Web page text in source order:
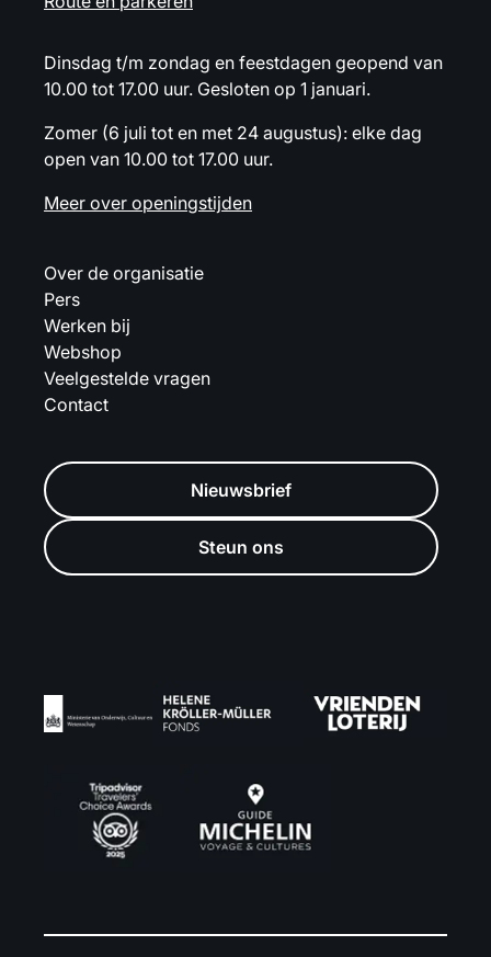
Dinsdag t/m zondag en feestdagen geopend van
10.00 tot 17.00 uur. Gesloten op 1 januari.
Zomer (6 juli tot en met 24 augustus): elke dag
open van 10.00 tot 17.00 uur.
Meer over openingstijden
Over de organisatie
Pers
Werken bij
Webshop
Veelgestelde vragen
Contact
Nieuwsbrief
Steun ons